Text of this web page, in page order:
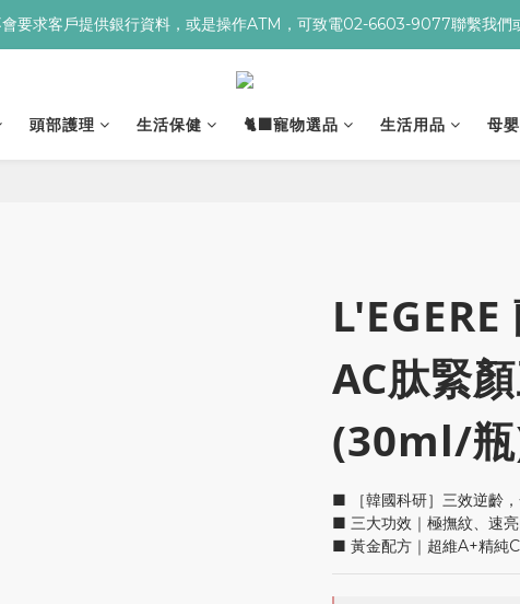
贈▸海葡萄蘆薈補水面膜 ➋滿１９９９贈▸零油光UV防曬乳 ➌滿３２９９
頭部護理 生活保健 🐈‍⬛寵物選品 生活用品 母
AC肽緊
(30ml/
■ ［韓國科研］三效逆齡，
■ 三大功效｜極撫紋、速
■ 黃金配方｜超維A+精純